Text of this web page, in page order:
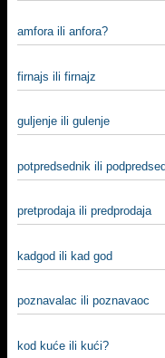
amfora ili anfora?
firnajs ili firnajz
guljenje ili gulenje
potpredsednik ili
pretprodaja ili predprodaja
kadgod ili kad god
poznavalac ili poznavaoc
kod kuće ili kući?